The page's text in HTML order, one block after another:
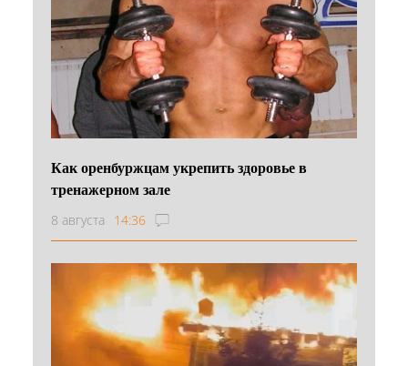
Как оренбуржцам укрепить здоровье в
тренажерном зале
8 августа 14:36